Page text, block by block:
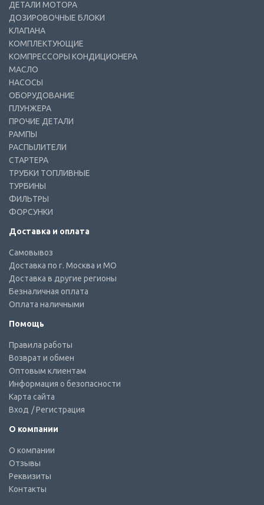
ДЕТАЛИ МОТОРА
ДОЗИРОВОЧНЫЕ БЛОКИ
КЛАПАНА
КОМПЛЕКТУЮЩИЕ
КОМПРЕССОРЫ КОНДИЦИОНЕРА
МАСЛО
НАСОСЫ
ОБОРУДОВАНИЕ
ПЛУНЖЕРА
ПРОЧИЕ ДЕТАЛИ
РАМПЫ
РАСПЫЛИТЕЛИ
СТАРТЕРА
ТРУБКИ ТОПЛИВНЫЕ
ТУРБИНЫ
ФИЛЬТРЫ
ФОРСУНКИ
Доставка и оплата
Самовывоз
Доставка по г. Москва и МО
Доставка в другие регионы
Безналичная оплата
Оплата наличными
Помощь
Правила работы
Возврат и обмен
Оптовым клиентам
Информация о безопасности
Карта сайта
Вход / Регистрация
О компании
О компании
Отзывы
Реквизиты
Контакты